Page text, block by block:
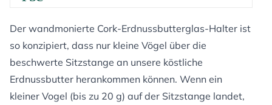
Der wandmonierte Cork-Erdnussbutterglas-Halter ist
so konzipiert, dass nur kleine Vögel über die
beschwerte Sitzstange an unsere köstliche
Erdnussbutter herankommen können. Wenn ein
kleiner Vogel (bis zu 20 g) auf der Sitzstange landet,